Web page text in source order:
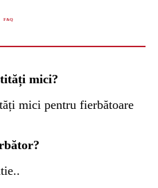
F&Q
mici?
mici pentru fierbătoare